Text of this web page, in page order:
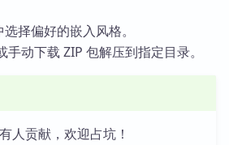
择偏好的嵌入风格。
动下载 ZIP 包解压到指定目录。
人贡献，欢迎占坑！